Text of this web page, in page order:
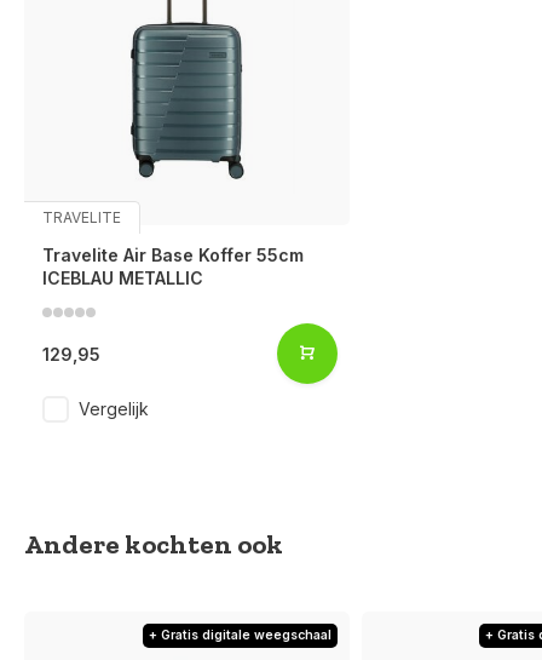
TRAVELITE
Travelite Air Base Koffer 55cm
ICEBLAU METALLIC
129,95
Vergelijk
Andere kochten ook
+ Gratis digitale weegschaal + Gratis